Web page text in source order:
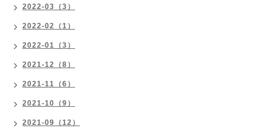
2022-03（3）
2022-02（1）
2022-01（3）
2021-12（8）
2021-11（6）
2021-10（9）
2021-09（12）